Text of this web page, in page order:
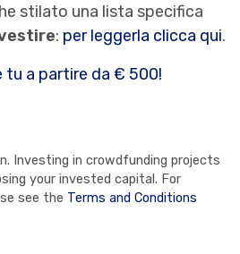
stilato una lista specifica
: per leggerla clicca qui.
tu a partire da € 500!
Investing in crowdfunding projects
your invested capital. For
see the Terms and Conditions